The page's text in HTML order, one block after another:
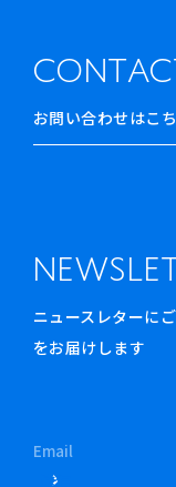
お問い合わせはこ
ニュースレターに
をお届けします